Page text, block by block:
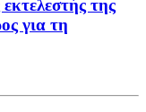
της
για τη